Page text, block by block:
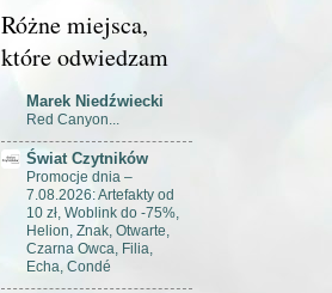
Różne miejsca,
które odwiedzam
Marek Niedźwiecki
Red Canyon...
Świat Czytników
Promocje dnia –
7.08.2026: Artefakty od
10 zł, Woblink do -75%,
Helion, Znak, Otwarte,
Czarna Owca, Filia,
Echa, Condé